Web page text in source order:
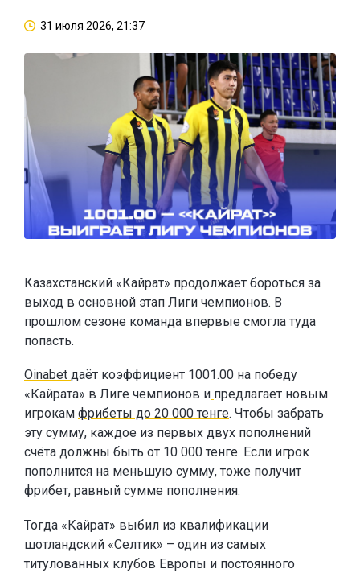
31 июля 2026, 21:37
Казахстанский «Кайрат» продолжает бороться за
выход в основной этап Лиги чемпионов. В
прошлом сезоне команда впервые смогла туда
попасть.
Oinabet даёт коэффициент 1001.00 на победу
«Кайрата» в Лиге чемпионов и предлагает новым
игрокам фрибеты до 20 000 тенге. Чтобы забрать
эту сумму, каждое из первых двух пополнений
счёта должны быть от 10 000 тенге. Если игрок
пополнится на меньшую сумму, тоже получит
фрибет, равный сумме пополнения.
Тогда «Кайрат» выбил из квалификации
шотландский «Селтик» – один из самых
титулованных клубов Европы и постоянного